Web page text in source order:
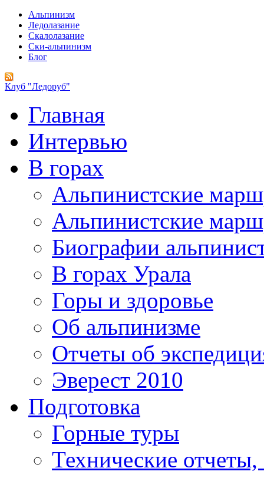
Альпинизм
Ледолазание
Скалолазание
Ски-альпинизм
Блог
Клуб "Ледоруб"
Главная
Интервью
В горах
Альпинистские
Альпинистские
Биографии
В горах Урала
Горы и здоровье
Об альпинизме
Отчеты об
Эверест 2010
Подготовка
Горные туры
Технические